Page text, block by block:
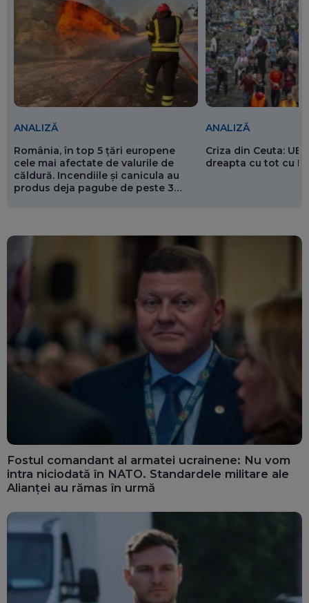
ANALIZĂ
România, în top 5 țări europene
cele mai afectate de valurile de
căldură. Incendiile și canicula au
produs deja pagube de peste 3
ANALIZĂ
Criza din Ceuta: UE
dreapta cu tot cu
Fostul comandant al armatei ucrainene: Nu vom
intra niciodată în NATO. Standardele militare ale
Alianței au rămas în urmă